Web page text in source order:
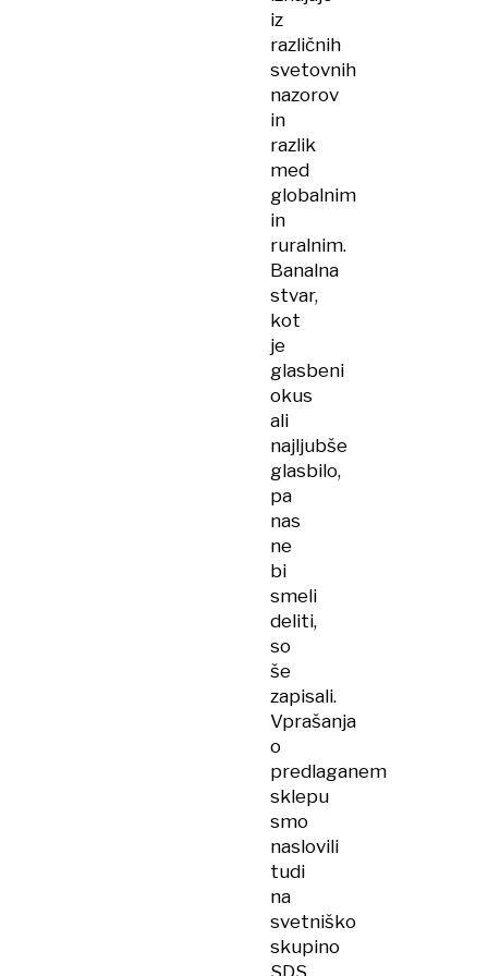
iz
različnih
svetovnih
nazorov
in
razlik
med
globalnim
in
ruralnim.
Banalna
stvar,
kot
je
glasbeni
okus
ali
najljubše
glasbilo,
pa
nas
ne
bi
smeli
deliti,
so
še
zapisali.
Vprašanja
o
predlaganem
sklepu
smo
naslovili
tudi
na
svetniško
skupino
SDS,